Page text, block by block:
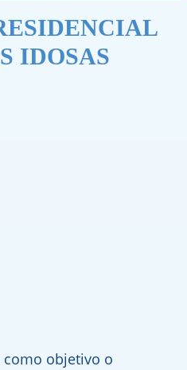
IDOSAS
como objetivo o